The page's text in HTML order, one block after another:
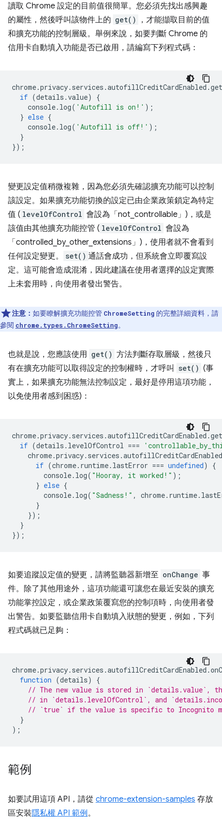
讀取 Chrome 設定的目前值很簡單。您必須先找出感興趣
的屬性，然後呼叫該物件上的 get()
，才能擷取目前的值
和擴充功能的控制層級。舉例來說，如要判斷 Chrome 的
信用卡自動填入功能是否已啟用，請編寫下列程式碼：
chrome.privacy. services .autofillCreditCardEnabled .get
if (details .value)
{
console. log( 'Autofill is on!' );
} else {
console. log( 'Autofill is off!' );
}
});
變更設定值稍微複雜，因為您必須先確認擴充功能可以控制
該設定。如果擴充功能切換的設定已由企業政策鎖定為特定
值 ( levelOfControl 會設為「not_controllable」)，或是
該值由其他擴充功能控管 ( levelOfControl 會設為
「controlled_by_other_extensions」)，使用者就不會看到
任何設定變更。
set() 通話會成功，但系統會立即覆寫設
定。這可能會造成混淆，因此建議在使用者選擇的設定實際
上未套用時，向使用者發出警告。
注意： 如要瞭解擴充功能控管 ChromeSetting 的完整詳細資料，請
參閱 chrome.types.ChromeSetting。
也就是說，您應該使用 get() 方法判斷存取層級，然後只
有在擴充功能可以取得設定的控制權時，才呼叫
set() (事
實上，如果擴充功能無法控制設定，最好是停用這項功能，
以免使用者感到困惑)：
chrome.privacy. services .autofillCreditCardEnabled .get
if (details . levelOfControl ===
chrome.privacy. services .autofillCreditCardEnabled
if (chrome. runtime. lastError === undefined)
{
console. log( "Hooray, it worked!" );
} else {
console. log( "Sadness!" , chrome. runtime.
}
});
}
});
如要追蹤設定值的變更，請將監聽器新增至 onChange 事
件。除了其他用途外，這項功能還可讓您在最近安裝的擴充
功能掌控設定，或企業政策覆寫您的控制項時，向使用者發
出警告。如要監聽信用卡自動填入狀態的變更，例如，下列
程式碼就已足夠：
chrome.privacy. services .autofillCreditCardEnabled .
function (details)
{
// The new value is stored in `details.value`,
// in `details.levelOfControl`, and
// `true` if the value is specific to Incognito
}
);
範例
如要試用這項 API，請從 chrome-extension-samples 存放
區安裝隱私權 API 範例。